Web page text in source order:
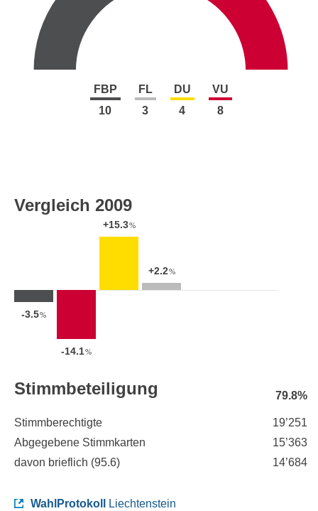
FBP
10
FL
3
DU
4
VU
8
Vergleich 2009
-3.5%
-14.1%
+15.3%
+2.2%
Stimmbeteiligung 79.8%
Stimmberechtigte
19’251
Abgegebene Stimmkarten
15’363
davon brieflich (95.6) 14’684
WahlProtokoll Liechtenstein